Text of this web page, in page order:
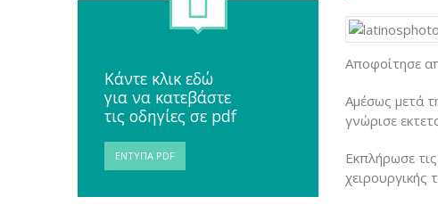
Κάντε κλικ εδώ
για να κατεβάστε
τις οδηγίες σε pdf
ΈΝΤΥΠΑ PDF
Αποφοίτησε
Αμέσως μετά
γνώρισε
Εκπλήρωσε
χειρουργικής